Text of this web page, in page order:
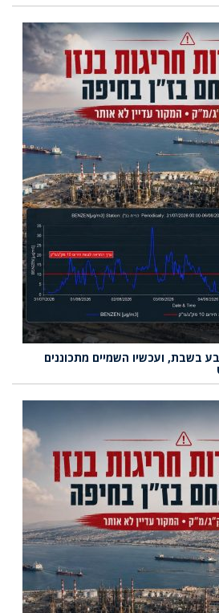
בשבת, ועכשיו השמיים מתכוננים